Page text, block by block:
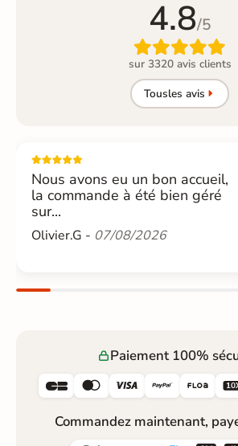
4.8/5

sur 3320 avis clients
Tousles avis
Nous avons eu un bon accueil,
la commande à été bien géré
sur...
Olivier.G - 07/08/2026
Paiement 100%
    
Commandez maintenant,